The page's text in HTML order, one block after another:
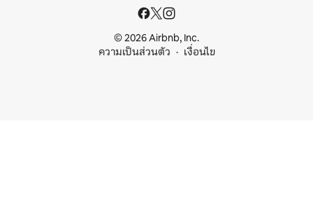
© 2026 Airbnb, Inc.
ความเป็นส่วนตัว
เงื่อนไข